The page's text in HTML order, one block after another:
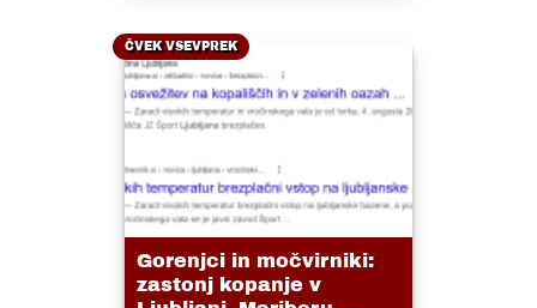
ČVEK VSEVPREK
Gorenjci in močvirniki:
zastonj kopanje v